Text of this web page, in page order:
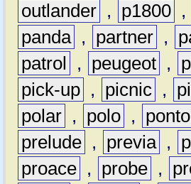
outlander , p1800 ,
panda , partner ,
patrol
, peugeot ,
pick-up , picnic ,
polar , polo ,
prelude , previa ,
proace , probe ,